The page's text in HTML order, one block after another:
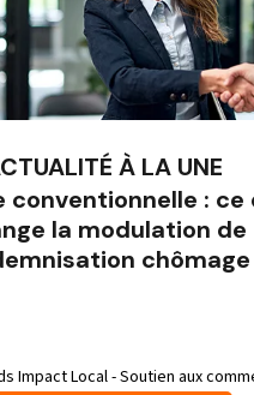
À LA UNE
conventionnelle : ce
la modulation de
chômage
Impact Local - Soutien aux